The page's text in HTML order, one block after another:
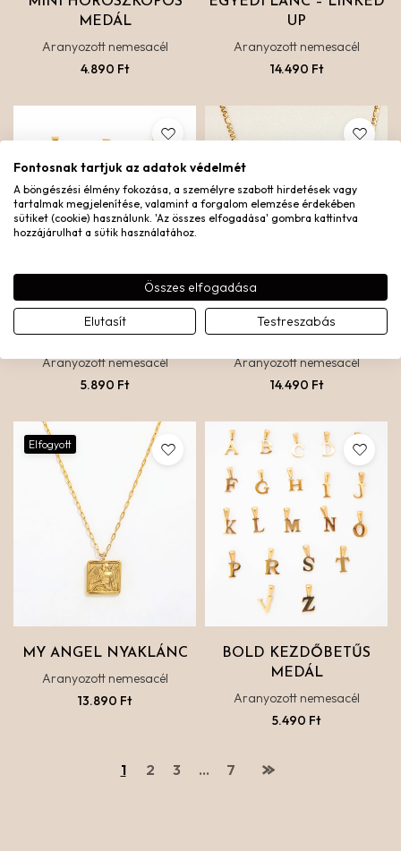
MEDÁL
Aranyozott nemesacél
4.890 Ft
UP
Aranyozott nemesacél
14.490 Ft
HOROSZKÓPOS MEDÁL
Aranyozott nemesacél
5.890 Ft
EGYEDI LÁNC – FIGARO
Aranyozott nemesacél
14.490 Ft
Elfogyott
MY ANGEL NYAKLÁNC
Aranyozott nemesacél
13.890 Ft
BOLD KEZDŐBETŰS
MEDÁL
Aranyozott nemesacél
5.490 Ft
1 2 3 … 7
Fontosnak tartjuk az adatok védelmét
A böngészési élmény fokozása, a személyre szabott hirdetések vagy
tartalmak megjelenítése, valamint a forgalom elemzése érdekében
sütiket (cookie) használunk. 'Az összes elfogadása' gombra kattintva
hozzájárulhat a sütik használatához.
Összes elfogadása
Elutasít Testreszabás